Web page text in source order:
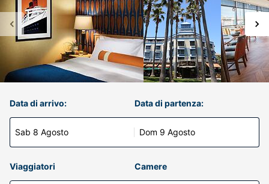
Data di arrivo:
Sab 8 Agosto
Data di partenza:
Dom 9 Agosto
Viaggiatori Camere